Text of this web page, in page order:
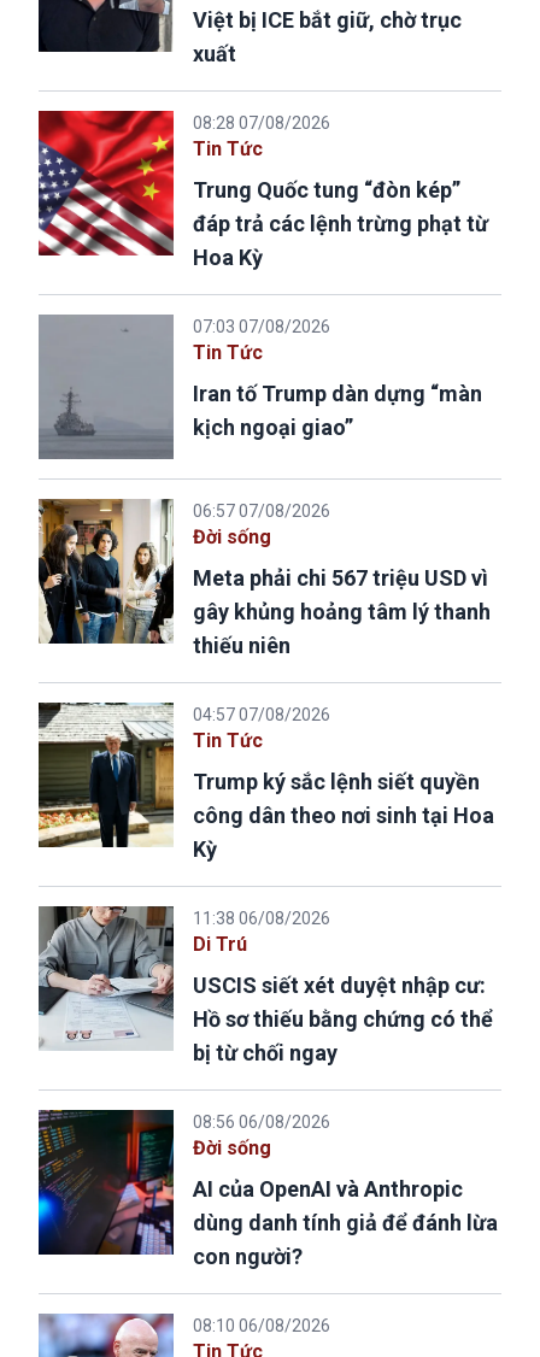
Việt bị ICE bắt giữ, chờ trục
xuất
08:28 07/08/2026
Tin Tức
Trung Quốc tung “đòn kép”
đáp trả các lệnh trừng phạt từ
Hoa Kỳ
07:03 07/08/2026
Tin Tức
Iran tố Trump dàn dựng “màn
kịch ngoại giao”
06:57 07/08/2026
Đời sống
Meta phải chi 567 triệu USD vì
gây khủng hoảng tâm lý thanh
thiếu niên
04:57 07/08/2026
Tin Tức
Trump ký sắc lệnh siết quyền
công dân theo nơi sinh tại Hoa
Kỳ
11:38 06/08/2026
Di Trú
USCIS siết xét duyệt nhập cư:
Hồ sơ thiếu bằng chứng có thể
bị từ chối ngay
08:56 06/08/2026
Đời sống
AI của OpenAI và Anthropic
dùng danh tính giả để đánh lừa
con người?
08:10 06/08/2026
Tin Tức